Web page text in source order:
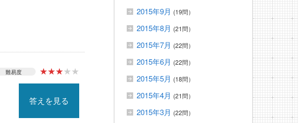
難易度 ★★★★★
答えを見る
2015年9月 (19問）
2015年8月 (21問）
2015年7月 (22問）
2015年6月 (22問）
2015年5月 (18問）
2015年4月 (21問）
2015年3月 (22問）